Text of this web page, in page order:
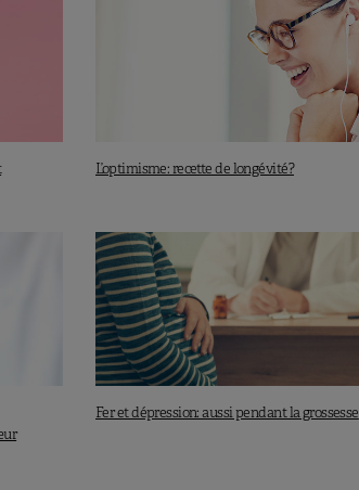
L’optimisme: recette de longévité?
Fer et dépression: aussi pendant la grossesse